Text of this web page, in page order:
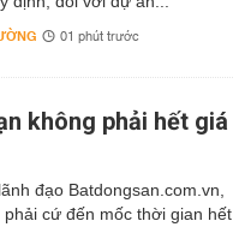
01 phút trước
không phải hết giá
đạo Batdongsan.com.vn,
phải cứ đến mốc thời gian hết